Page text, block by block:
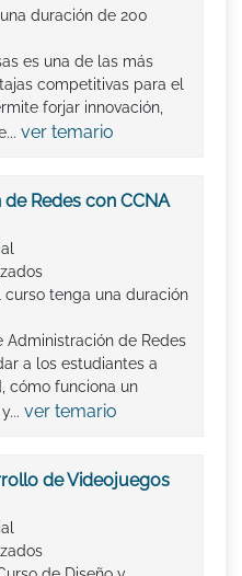
duración de 200
es una de las más
competitivas para el
forjar innovación,
ver temario
Redes con CCNA
curso tenga una duración
Administración de Redes
a los estudiantes a
cómo funciona un
ver temario
de Videojuegos